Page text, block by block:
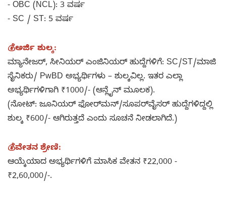
- OBC (NCL): 3 ವರ್ಷ
- SC / ST: 5 ವರ್ಷ
💰ಅರ್ಜಿ ಶುಲ್ಕ:
ಮ್ಯಾನೇಜರ್, ಸೀನಿಯರ್ ಎಂಜಿನಿಯರ್ ಹುದ್ದೆಗಳಿಗೆ: SC/ST/ಮಾಜಿ
ಸೈನಿಕರು/ PwBD ಅಭ್ಯರ್ಥಿಗಳು – ಶುಲ್ಕವಿಲ್ಲ. ಇತರ ಎಲ್ಲಾ
ಅಭ್ಯರ್ಥಿಗಳಿಗಾಗಿ ₹1000/- (ಆನ್ಲೈನ್ ಮೂಲಕ).
(ನೋಟ್: ಜೂನಿಯರ್ ಫೋರ್‌ಮನ್/ಸೂಪರ್‌ವೈಸರ್ ಹುದ್ದೆಗಳಿದ್ದಲ್ಲಿ
ಶುಲ್ಕ ₹600/- ಆಗಿರುತ್ತದೆ ಎಂದು ಸೂಚನೆ ನೀಡಲಾಗಿದೆ.)
💰ವೇತನ ಶ್ರೇಣಿ:
ಆಯ್ಕೆಯಾದ ಅಭ್ಯರ್ಥಿಗಳಿಗೆ ಮಾಸಿಕ ವೇತನ ₹22,000 -
₹2,60,000/-.